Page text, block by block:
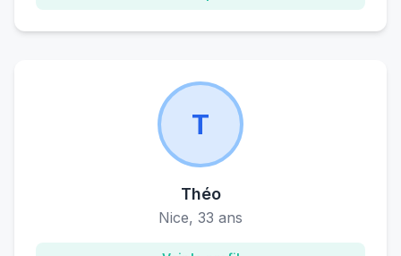
T
Théo
Nice, 33 ans